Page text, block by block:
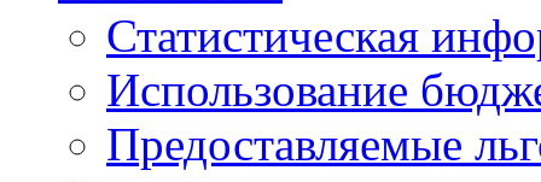
Статистическая
Использование
Предоставляемые